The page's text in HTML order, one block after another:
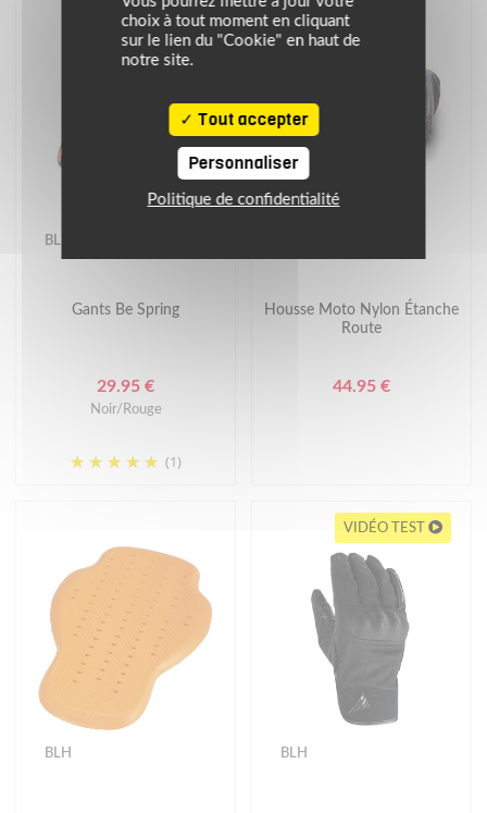
BLH
Gants Be Spring
29.95 €
Noir/Rouge
(1)
Housse Moto Nylon Étanche
Route
44.95 €
BLH
VIDÉO TEST
BLH
choix à tout moment en cliquant
sur le lien du "Cookie" en haut de
notre site.
Tout accepter
Personnaliser
Politique de confidentialité